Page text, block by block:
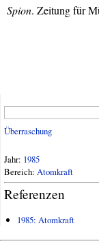
Spion. Zeitung für
Überraschung
Jahr: 1985
Bereich: Atomkraft
Referenzen
1985: Atomkraft